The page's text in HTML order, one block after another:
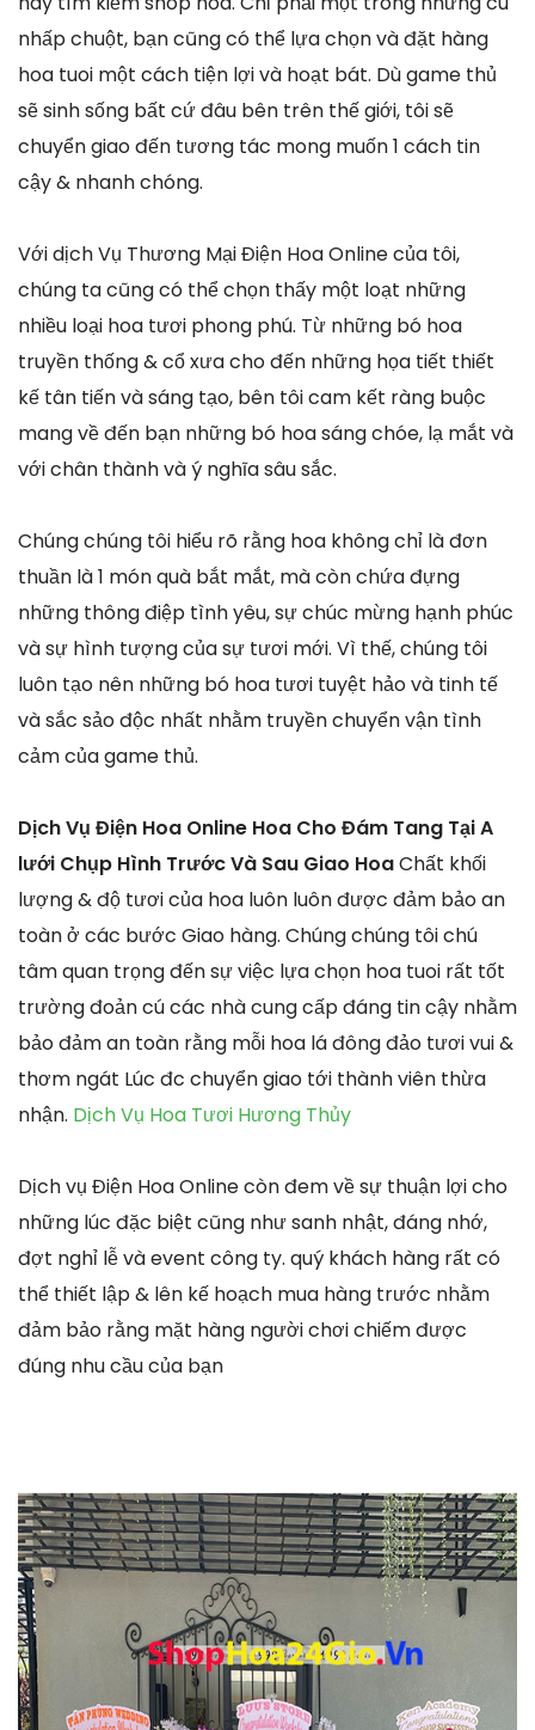
nhấp chuột, bạn cũng có thể lựa chọn và đặt hàng
hoa tuoi một cách tiện lợi và hoạt bát. Dù game thủ
sẽ sinh sống bất cứ đâu bên trên thế giới, tôi sẽ
chuyển giao đến tương tác mong muốn 1 cách tin
cậy & nhanh chóng.
Với dịch Vụ Thương Mại Điện Hoa Online của tôi,
chúng ta cũng có thể chọn thấy một loạt những
nhiều loại hoa tươi phong phú. Từ những bó hoa
truyền thống & cổ xưa cho đến những họa tiết thiết
kế tân tiến và sáng tạo, bên tôi cam kết ràng buộc
mang về đến bạn những bó hoa sáng chóe, lạ mắt và
với chân thành và ý nghĩa sâu sắc.
Chúng chúng tôi hiểu rõ rằng hoa không chỉ là đơn
thuần là 1 món quà bắt mắt, mà còn chứa đựng
những thông điệp tình yêu, sự chúc mừng hạnh phúc
và sự hình tượng của sự tươi mới. Vì thế, chúng tôi
luôn tạo nên những bó hoa tươi tuyệt hảo và tinh tế
và sắc sảo độc nhất nhằm truyền chuyển vận tình
cảm của game thủ.
Dịch Vụ Điện Hoa Online Hoa Cho Đám Tang Tại A
lưới Chụp Hình Trước Và Sau Giao HoaChất khối
lượng & độ tươi của hoa luôn luôn được đảm bảo an
toàn ở các bước Giao hàng. Chúng chúng tôi chú
tâm quan trọng đến sự việc lựa chọn hoa tuoi rất tốt
trường đoản cú các nhà cung cấp đáng tin cậy nhằm
bảo đảm an toàn rằng mỗi hoa lá đông đảo tươi vui &
thơm ngát Lúc đc chuyển giao tới thành viên thừa
nhận. Dịch Vụ Hoa Tươi Hương Thủy
Dịch vụ Điện Hoa Online còn đem về sự thuận lợi cho
những lúc đặc biệt cũng như sanh nhật, đáng nhớ,
đợt nghỉ lễ và event công ty. quý khách hàng rất có
thể thiết lập & lên kế hoạch mua hàng trước nhằm
đảm bảo rằng mặt hàng người chơi chiếm được
đúng nhu cầu của bạn